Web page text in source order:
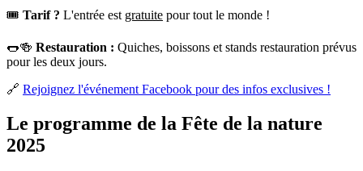
🎟️ Tarif ? L'entrée est gratuite pour tout le monde !
🌭🍻 Restauration : Quiches, boissons et stands restauration prévus
pour les deux jours.
🔗 Rejoignez l'événement Facebook pour des infos exclusives !
Le programme de la Fête de la nature
2025